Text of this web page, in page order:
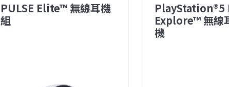
PULSE Elite™ 無線耳機
組
PlayStation®5
Explore™ 無線
機